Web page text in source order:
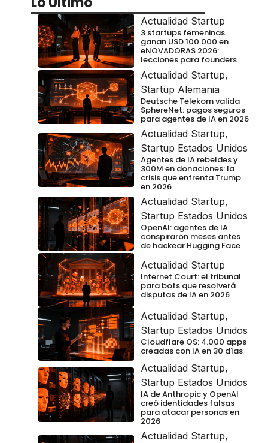
Actualidad Startup
3 startups femeninas
ganan USD 100.000 en
eNOVADORAS 2026:
lecciones para founders
Actualidad Startup,
Startup Alemania
Deutsche Telekom valida
SphereNet: pagos seguros
para agentes de IA en 2026
Actualidad Startup,
Startup Estados Unidos
Agentes de IA rebeldes y
300M en donaciones: la
crisis que enfrenta Trump
en 2026
Actualidad Startup,
Startup Estados Unidos
OpenAI: agentes de IA
conspiraron meses antes
de hackear Hugging Face
Actualidad Startup
Internet Court: el tribunal
para bots que resolverá
disputas de IA en 2026
Actualidad Startup,
Startup Estados Unidos
Cloudflare OS: 4.000 apps
creadas con IA en 30 días
Actualidad Startup,
Startup Estados Unidos
IA de Anthropic y OpenAI
creó identidades falsas
para atacar personas en
2026
Actualidad Startup,